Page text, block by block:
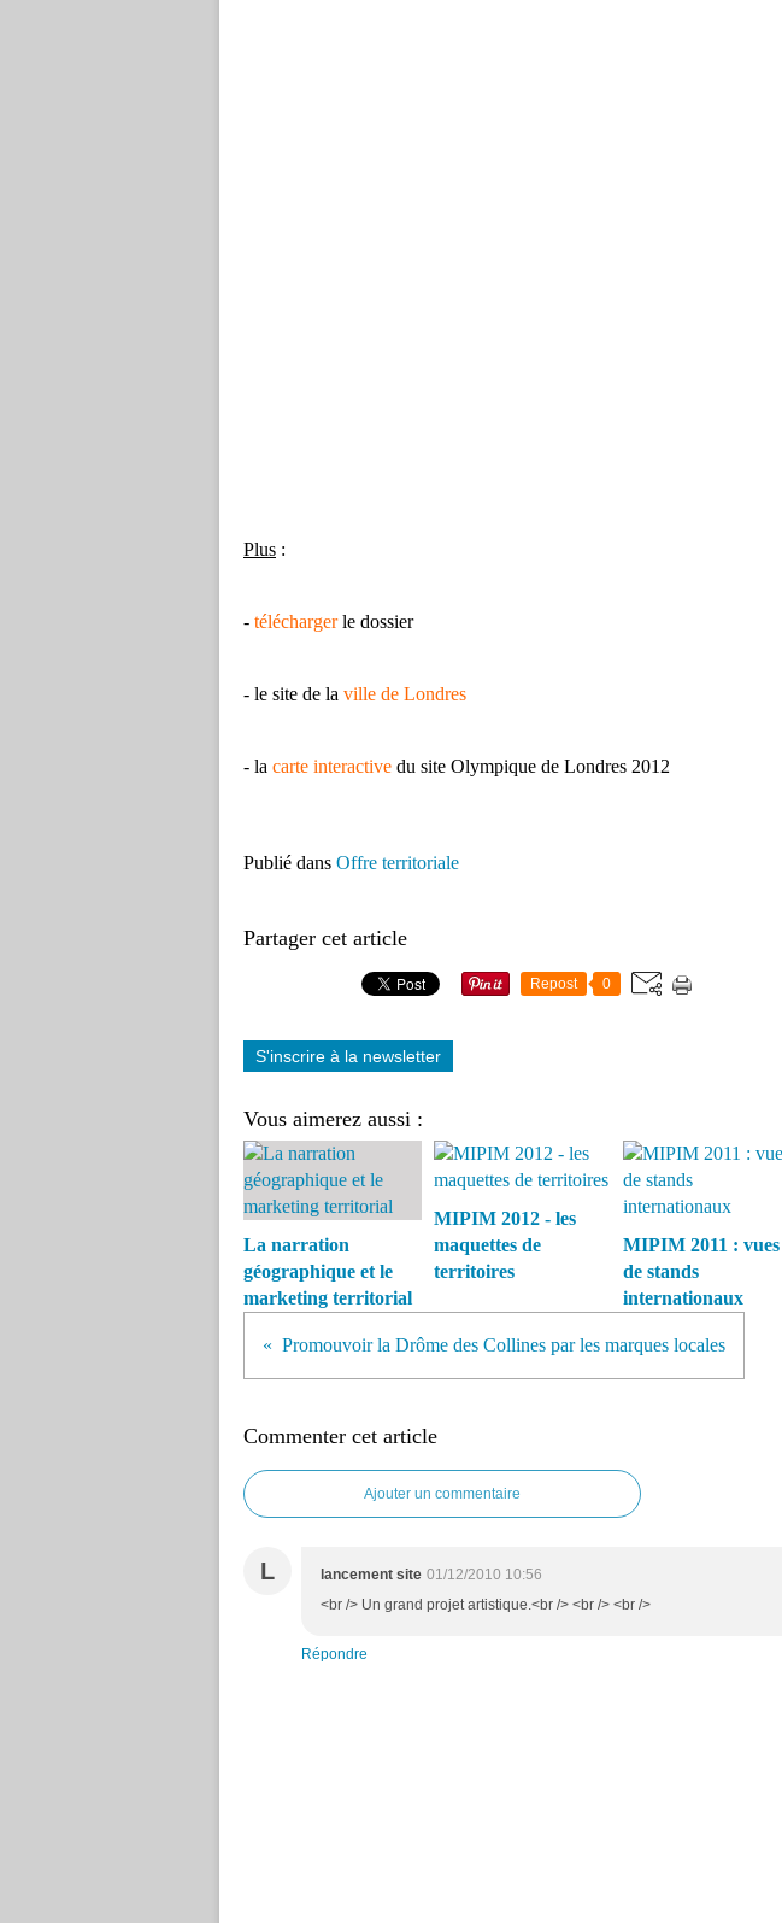
Plus :
- téléchargerle dossier
- le site de la ville de Londres
- la carte interactive du site Olympique de Londres 2012
Publié dans Offre territoriale
Partager cet article
Repost 0
S'inscrire à la newsletter
Vous aimerez aussi :
La narration
géographique et le
marketing territorial
MIPIM 2012 - les
maquettes de
territoires
MIPIM 2011 : vues
de stands
internationaux
Promouvoir la Drôme des Collines par les marques locales
Commenter cet article
Ajouter un commentaire
L lancement site 01/12/2010 10:56
<br /> Un grand projet artistique.<br /> <br /> <br />
Répondre